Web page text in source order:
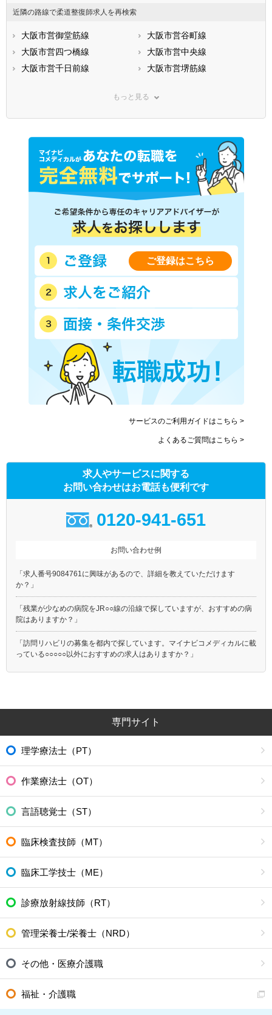
近隣の路線で柔道整復師求人を再検索
大阪市営御堂筋線
大阪市営谷町線
大阪市営四つ橋線
大阪市営中央線
大阪市営千日前線
大阪市営堺筋線
ＪＲ東海道本線(米原－神戸)
ＪＲ関西本線(亀山－難波)
ＪＲ片町線
ＪＲ福知山線
ＪＲ阪和線(天王寺－和歌山)
ＪＲ関西空港線
ＪＲ桜島線
ＪＲおおさか東線
阪神本線
阪神なんば線
京阪交野線
京阪中之島線
阪急神戸本線
阪急京都本線
阪急箕面線
近鉄大阪線
近鉄奈良線
近鉄難波線
近鉄道明寺線
近鉄長野線
南海電気鉄道
南海空港線
南海高師浜線
北大阪急行電鉄
大阪高速鉄道大阪モノレール
大阪高速鉄道国際文化公園都
阪堺電気軌道上町線
能勢電鉄妙見線
もっと見る
ご登録はこちら
サービスのご利用ガイドはこちら >
よくあるご質問はこちら >
求人やサービスに関する
お問い合わせはお電話も便利です
0120-941-651
お問い合わせ例
「求人番号9084761に興味があるので、詳細を教えていただけます
か？」
「残業が少なめの病院をJR○○線の沿線で探していますが、おすすめの病
院はありますか？」
「訪問リハビリの募集を都内で探しています。マイナビコメディカルに載
っている○○○○○以外におすすめの求人はありますか？」
専門サイト
理学療法士（PT）
作業療法士（OT）
言語聴覚士（ST）
臨床検査技師（MT）
臨床工学技士（ME）
診療放射線技師（RT）
管理栄養士/栄養士（NRD）
その他・医療介護職
福祉・介護職